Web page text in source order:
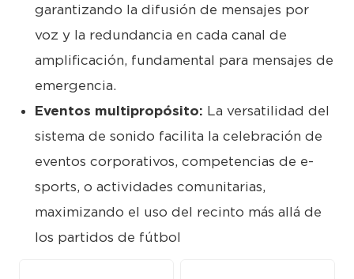
garantizando la difusión de mensajes por
voz y la redundancia en cada canal de
amplificación, fundamental para mensajes de
emergencia.
Eventos multipropósito: La versatilidad del
sistema de sonido facilita la celebración de
eventos corporativos, competencias de e-
sports, o actividades comunitarias,
maximizando el uso del recinto más allá de
los partidos de fútbol